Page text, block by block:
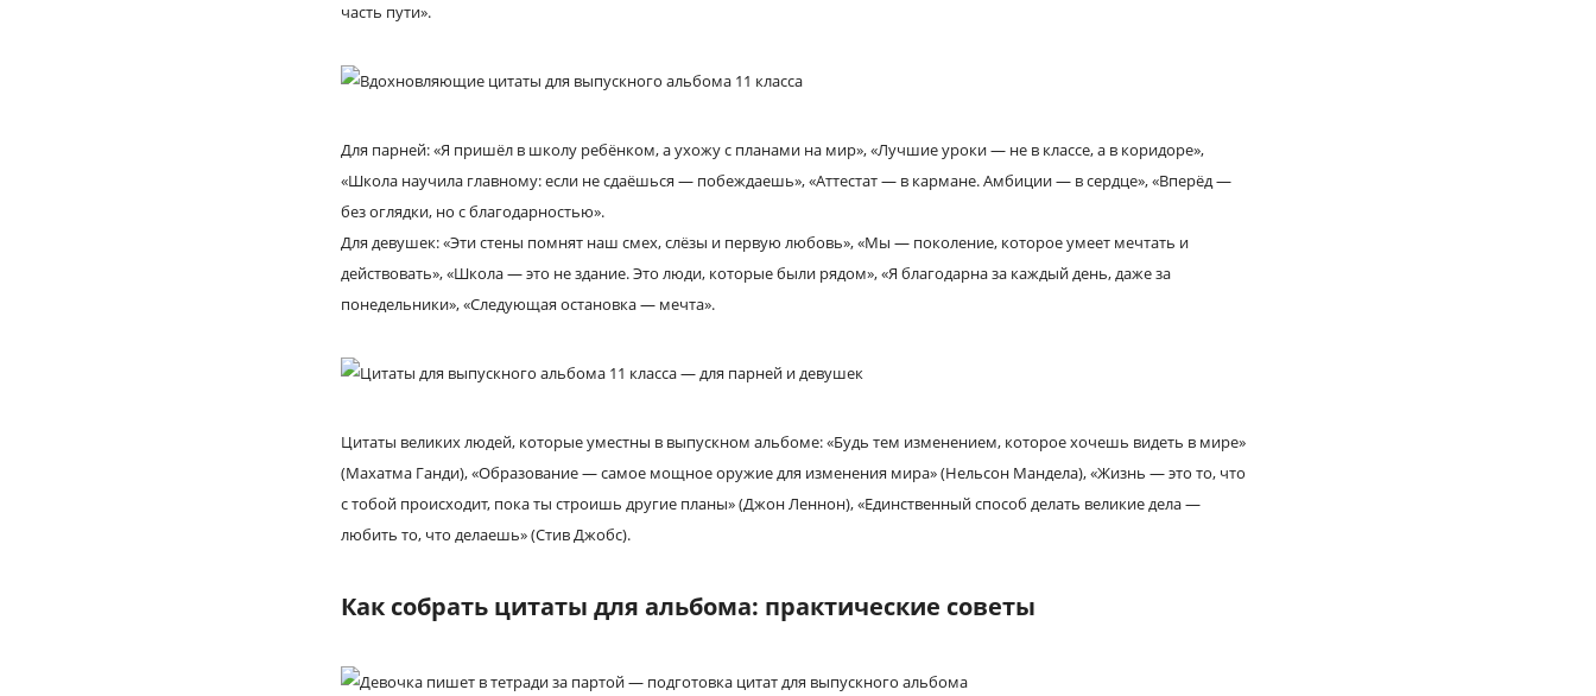
часть пути».
Для парней: «Я пришёл в школу ребёнком, а ухожу с планами на мир», «Лучшие уроки — не в классе, а в коридоре»,
«Школа научила главному: если не сдаёшься — побеждаешь», «Аттестат — в кармане. Амбиции — в сердце», «Вперёд —
без оглядки, но с благодарностью».
Для девушек: «Эти стены помнят наш смех, слёзы и первую любовь», «Мы — поколение, которое умеет мечтать и
действовать», «Школа — это не здание. Это люди, которые были рядом», «Я благодарна за каждый день, даже за
понедельники», «Следующая остановка — мечта».
Цитаты великих людей, которые уместны в выпускном альбоме: «Будь тем изменением, которое хочешь видеть в мире»
(Махатма Ганди), «Образование — самое мощное оружие для изменения мира» (Нельсон Мандела), «Жизнь — это то, что
с тобой происходит, пока ты строишь другие планы» (Джон Леннон), «Единственный способ делать великие дела —
любить то, что делаешь» (Стив Джобс).
Как собрать цитаты для альбома: практические советы